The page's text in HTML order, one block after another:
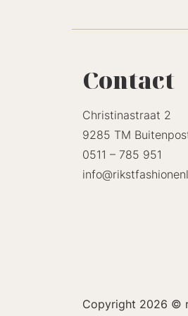
Contact
Christinastraat 2
9285 TM
0511 – 785 951
Copyright 2026 ©